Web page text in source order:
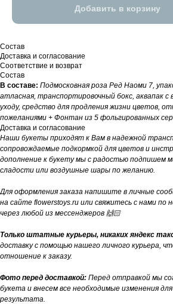
Добавить в корзину
Состав
Доставка и согласование
Соответствие и возврат
Состав
В составе: Подмосковная роза Ред Наоми 7,
атласная, транспортировочный бокс, аквапак с
уходу, средство для продления жизни цветов,
пожеланиями + Фонтан из 5 фольгированных
Доставка и согласование
Наши букеты приходят к Вам в надежной
сопровождаемые подкормкой для цветов и
дополнение к букету мы с радостью подпишем
сладости или воздушные шары по желанию.
Для оформления заказа напишите в личные
на сайте flowerstoys.ru или свяжитесь с нами по
через любой из мессенджеров 🙌🏻
Только штатные курьеры, никаких яндекс
доставку с помощью нашего личного курьера,
отношение к заказу.
Фото перед доставкой: Перед отправкой мы
букета и внесем все необходимые изменения
результата.